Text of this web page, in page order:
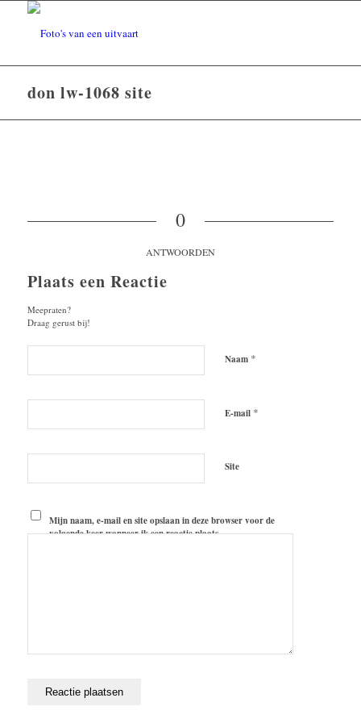
don lw-1068 site
0
ANTWOORDEN
Plaats een Reactie
Meepraten?
Draag gerust bij!
Naam *
E-mail *
Site
Mijn naam, e-mail en site opslaan in deze browser voor de
volgende keer wanneer ik een reactie plaats.